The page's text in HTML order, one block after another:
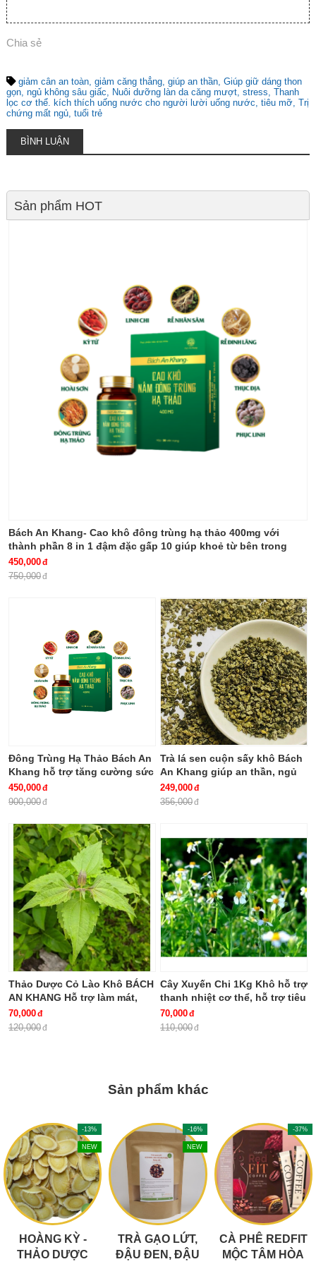
Chia sẻ
giảm cân an toàn giảm căng thẳng giúp an thần Giúp giữ dáng thon
gọn ngủ không sâu giấc Nuôi dưỡng làn da căng mượt stress Thanh
lọc cơ thể. kích thích uống nước cho người lười uống nước tiêu mỡ Trị
chứng mất ngủ tuổi trẻ
BÌNH LUẬN
Sản phẩm HOT
Bách An Khang- Cao khô đông trùng hạ thảo 400mg với
thành phần 8 in 1 đậm đặc gấp 10 giúp khoẻ từ bên trong
bảo vệ gia đình bạn
450,000
750,000
Đông Trùng Hạ Thảo Bách An
Khang hỗ trợ tăng cường sức
khỏe, giảm mệt mỏi (hộp 30
viên)
450,000
900,000
Trà lá sen cuộn sấy khô Bách
An Khang giúp an thần, ngủ
ngon
249,000
356,000
Thảo Dược Cỏ Lào Khô BÁCH
AN KHANG Hỗ trợ làm mát,
giảm viêm, hỗ trợ tiêu hóa
70,000
120,000
Cây Xuyến Chi 1Kg Khô hỗ trợ
thanh nhiệt cơ thể, hỗ trợ tiêu
hóa BÁCH AN KHANG
70,000
110,000
Sản phẩm khác
-13%
NEW
HOÀNG KỲ -
THẢO DƯỢC
-16%
NEW
TRÀ GẠO LỨT,
ĐẬU ĐEN, ĐẬU
-37%
CÀ PHÊ REDFIT
MỘC TÂM HÒA